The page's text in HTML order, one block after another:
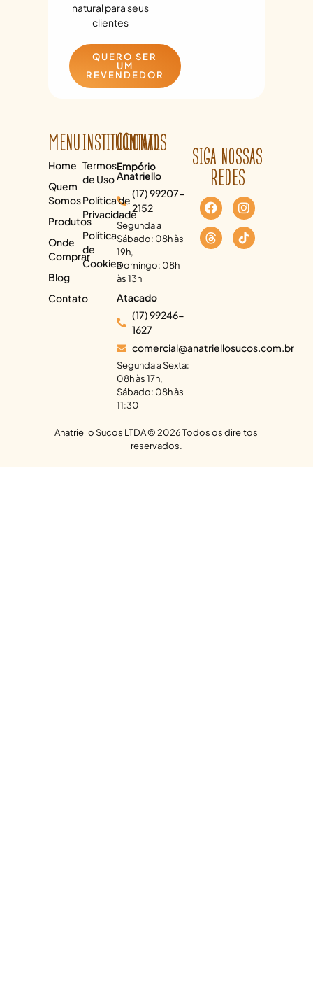
natural para seus
clientes
QUERO SER
UM
REVENDEDOR
MENU
Home
Quem
Somos
Produtos
Onde
Comprar
Blog
Contato
INSTITUCIONAL
Termos
de Uso
Política de
Privacidade
Política
de
Cookies
CONTATOS
Empório
Anatriello
(17) 99207-
2152
Segunda a
Sábado: 08h às
19h,
Domingo: 08h
às 13h
Atacado
(17) 99246-
1627
comercial@anatriellosucos.com.br
Segunda a Sexta:
08h às 17h,
Sábado: 08h às
11:30
SIGA NOSSAS
REDES
Anatriello Sucos LTDA ©2026Todos os direitos
reservados.